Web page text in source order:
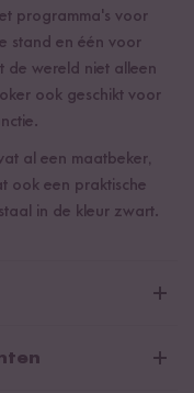
programma's voor
stand en één voor
de wereld niet alleen
ook geschikt voor
al een maatbeker,
ook een praktische
in de kleur zwart.